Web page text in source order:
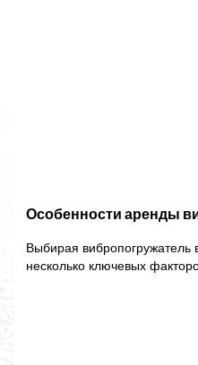
Особенности аренды
Выбирая вибропогружатель
несколько ключевых